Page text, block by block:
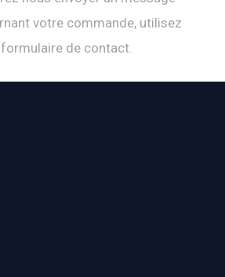
votre commande, utilisez
de contact.